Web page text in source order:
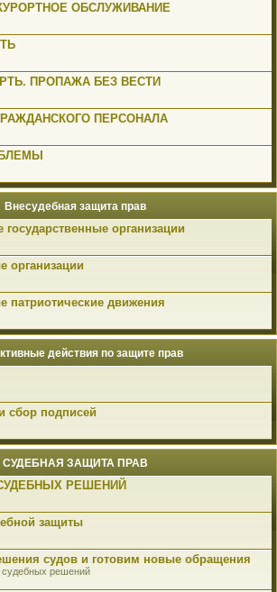
ОБСЛУЖИВАНИЕ
ПРОПАЖА БЕЗ ВЕСТИ
ПЕРСОНАЛА
Внесудебная защита прав
организации
организации
патриотические движения
действия по защите прав
сбор подписей
СУДЕБНАЯ ЗАЩИТА ПРАВ
РЕШЕНИЙ
защиты
судов и готовим новые обращения
решений